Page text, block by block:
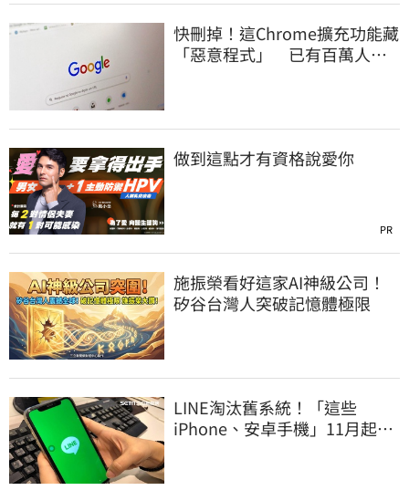
快刪掉！這Chrome擴充功能藏
「惡意程式」 已有百萬人下
做到這點才有資格說愛你
PR
施振榮看好這家AI神級公司！
矽谷台灣人突破記憶體極限
LINE淘汰舊系統！「這些
iPhone、安卓手機」11月起無